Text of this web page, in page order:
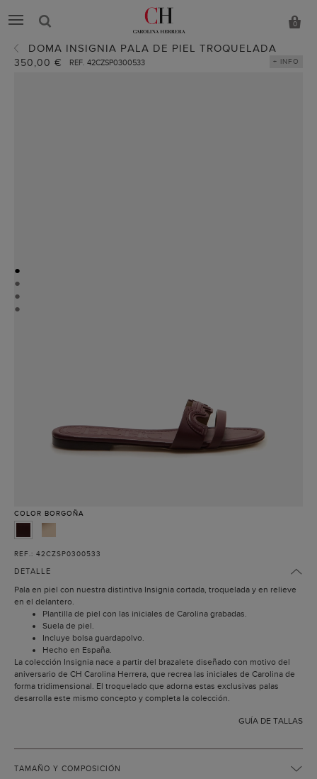
0
DOMA INSIGNIA PALA DE PIEL TROQUELADA
350,00 € REF. 42CZSP0300533 + INFO
●
●
●
●
COLOR BORGOÑA
REF.: 42CZSP0300533
DETALLE
Pala en piel con nuestra distintiva Insignia cortada, troquelada y en relieve
en el delantero.
Plantilla de piel con las iniciales de Carolina grabadas.
Suela de piel.
Incluye bolsa guardapolvo.
Hecho en España.
La colección Insignia nace a partir del brazalete diseñado con motivo del
aniversario de CH Carolina Herrera, que recrea las iniciales de Carolina de
forma tridimensional. El troquelado que adorna estas exclusivas palas
desarrolla este mismo concepto y completa la colección.
GUÍA DE TALLAS
TAMAÑO Y COMPOSICIÓN